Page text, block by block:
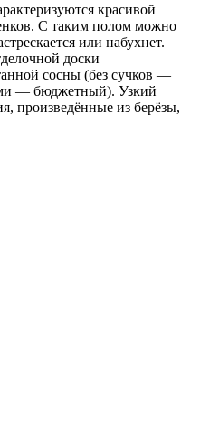
красивой
С таким полом можно
или набухнет.
доски
сосны (без сучков —
— бюджетный). Узкий
произведённые из берёзы,